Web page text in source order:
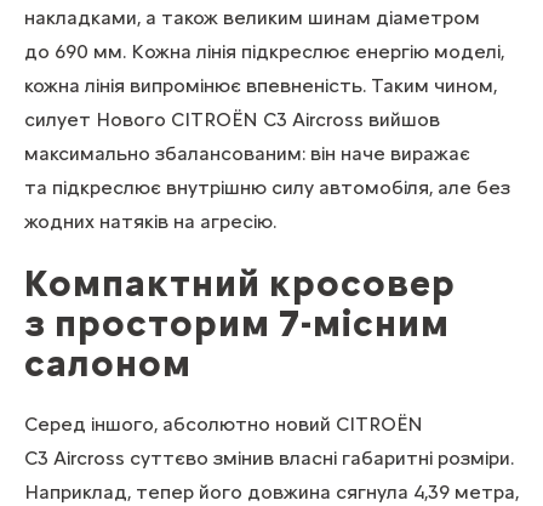
накладками, а також великим шинам діаметром
до 690 мм. Кожна лінія підкреслює енергію моделі,
кожна лінія випромінює впевненість. Таким чином,
силует Нового CITROЁN C3 Aircross вийшов
максимально збалансованим: він наче виражає
та підкреслює внутрішню силу автомобіля, але без
жодних натяків на агресію.
Компактний кросовер
з просторим 7-місним
салоном
Серед іншого, абсолютно новий CITROЁN
C3 Aircross суттєво змінив власні габаритні розміри.
Наприклад, тепер його довжина сягнула 4,39 метра,